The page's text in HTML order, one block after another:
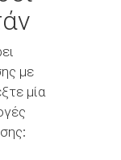
με
μία